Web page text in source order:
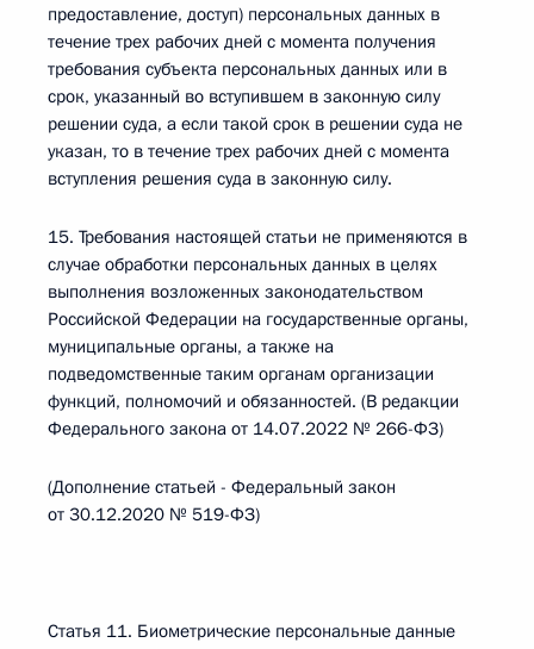
предоставление, доступ) персональных данных в
течение трех рабочих дней с момента получения
требования субъекта персональных данных или в
срок, указанный во вступившем в законную силу
решении суда, а если такой срок в решении суда не
указан, то в течение трех рабочих дней с момента
вступления решения суда в законную силу.
15. Требования настоящей статьи не применяются в
случае обработки персональных данных в целях
выполнения возложенных законодательством
Российской Федерации на государственные органы,
муниципальные органы, а также на
подведомственные таким органам организации
функций, полномочий и обязанностей. (В редакции
Федерального закона от 14.07.2022 № 266-ФЗ)
(Дополнение статьей - Федеральный закон
от 30.12.2020 № 519-ФЗ)
Статья 11. Биометрические персональные данные